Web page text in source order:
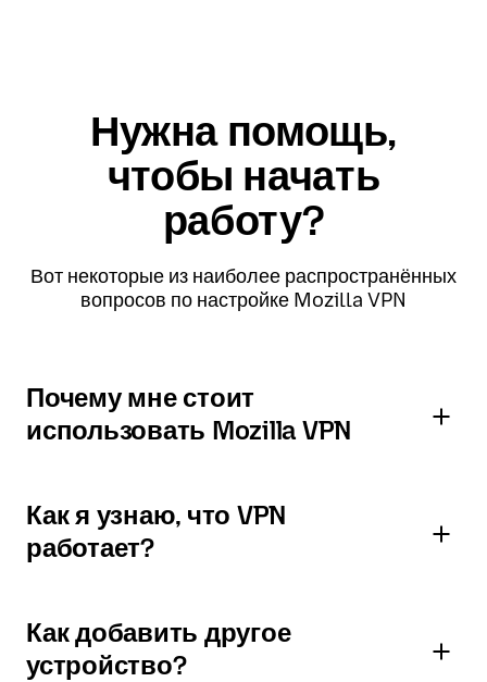
Нужна помощь,
чтобы начать
работу?
Вот некоторые из наиболее распространённых
вопросов по настройке Mozilla VPN
Почему мне стоит
использовать Mozilla VPN
Как я узнаю, что VPN
работает?
Как добавить другое
устройство?